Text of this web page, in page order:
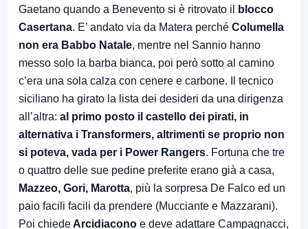
Gaetano quando a Benevento si è ritrovato il
blocco
Casertana. E’ andato via da Matera perché Columella
non era Babbo Natale, mentre nel Sannio hanno
messo solo la barba bianca, poi però sotto al camino
c’era una sola calza con cenere e carbone. Il tecnico
siciliano ha girato la lista dei desideri da una dirigenza
all’altra: al primo posto il castello dei pirati, in
alternativa i Transformers, altrimenti se proprio non
si poteva, vada per i Power Rangers. Fortuna che tre
o quattro delle sue pedine preferite erano già a casa,
Mazzeo, Gori, Marotta, più la sorpresa De Falco ed un
paio facili facili da prendere (Mucciante e Mazzarani).
Poi chiedeArcidiacono e deve adattare Campagnacci,